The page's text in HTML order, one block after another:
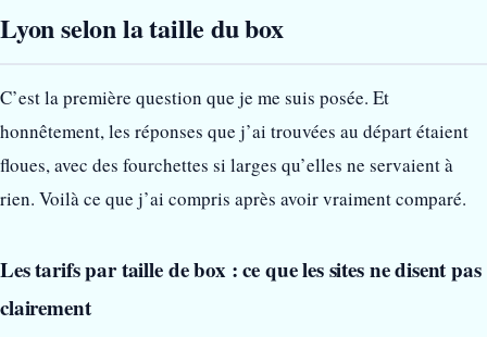
Lyon selon la taille du box
C’est la première question que je me suis posée. Et
honnêtement, les réponses que j’ai trouvées au départ étaient
floues, avec des fourchettes si larges qu’elles ne servaient à
rien. Voilà ce que j’ai compris après avoir vraiment comparé.
Les tarifs par taille de box : ce que les sites ne disent pas
clairement